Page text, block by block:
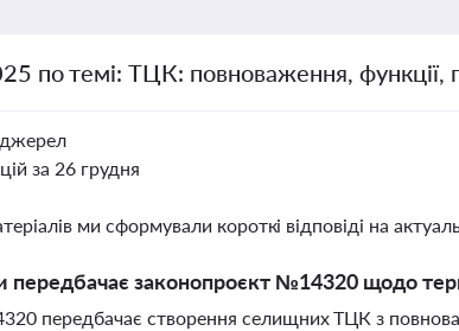
по темі: ТЦК: повноваження, функції,
за 26 грудня
ми сформували короткі відповіді на
передбачає законопроєкт №14320 щодо
передбачає створення селищних ТЦК з